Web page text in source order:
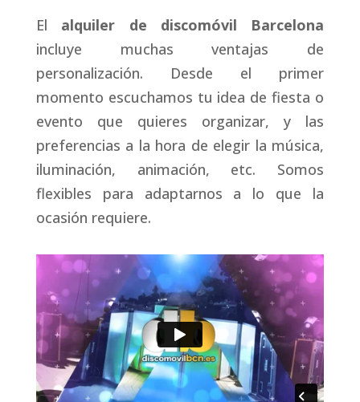
El alquiler de discomóvil Barcelona
incluye muchas ventajas de
personalización. Desde el primer
momento escuchamos tu idea de fiesta o
evento que quieres organizar, y las
preferencias a la hora de elegir la música,
iluminación, animación, etc. Somos
flexibles para adaptarnos a lo que la
ocasión requiere.